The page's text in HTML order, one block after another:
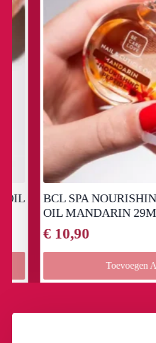
BCL SPA NOURISHING
OIL MANDARIN 29ML
10,90
Toevoegen Aan